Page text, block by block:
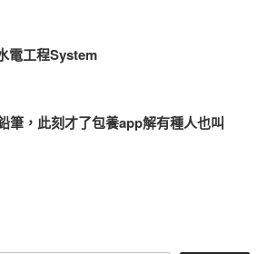
電工程System
筆，此刻才了包養app解有種人也叫